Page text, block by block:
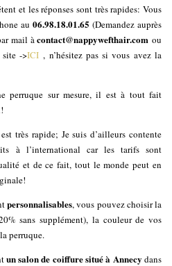
et les réponses sont très rapides: Vous
au 06.98.18.01.65 (Demandez auprès
mail àcontact@nappywefthair.comou
site ->ICI , n’hésitez pas si vous avez la
perruque sur mesure, il est à tout fait
très rapide; Je suis d’ailleurs contente
à l’international car les tarifs sont
et de ce fait, tout le monde peut en
personnalisables, vous pouvez choisir la
sans supplément), la couleur de vos
perruque.
un salon de coiffure situé à Annecy dans